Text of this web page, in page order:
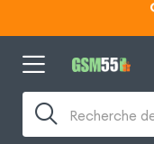
Recherche